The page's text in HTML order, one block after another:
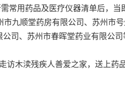
常用药品及医疗仪器清单后，
九顺堂药房有限公司、苏州市
司、苏州市春晖堂药业有限公
木渎残疾人善爱之家，送上